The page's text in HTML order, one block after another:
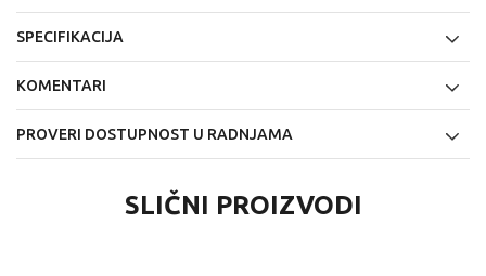
SPECIFIKACIJA
KOMENTARI
PROVERI DOSTUPNOST U RADNJAMA
SLIČNI PROIZVODI